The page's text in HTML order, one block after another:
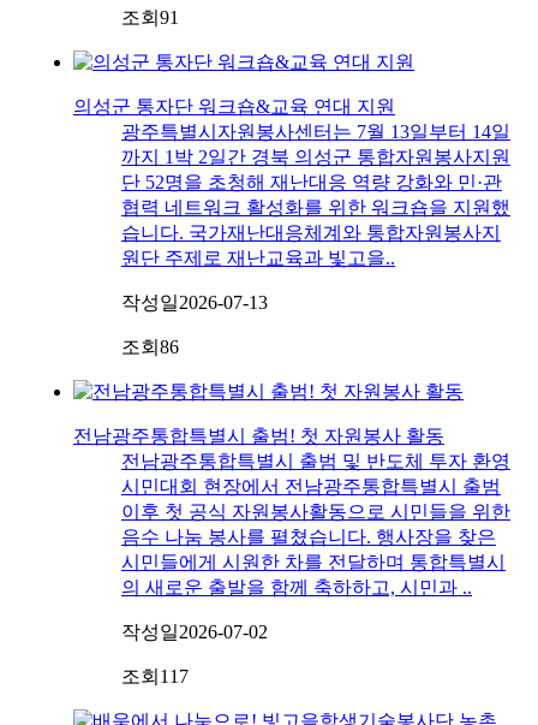
조회 91
의성군 통자단 워크숍&교육 연대 지원
광주특별시자원봉사센터는 7월 13일부터 14일
까지 1박 2일간 경북 의성군 통합자원봉사지원
단 52명을 초청해 재난대응 역량 강화와 민·관
협력 네트워크 활성화를 위한 워크숍을 지원했
습니다. 국가재난대응체계와 통합자원봉사지
원단 주제로 재난교육과 빛고을..
작성일2026-07-13
조회 86
전남광주통합특별시 출범! 첫 자원봉사 활동
전남광주통합특별시 출범 및 반도체 투자 환영
시민대회 현장에서 전남광주통합특별시 출범
이후 첫 공식 자원봉사활동으로 시민들을 위한
음수 나눔 봉사를 펼쳤습니다. 행사장을 찾은
시민들에게 시원한 차를 전달하며 통합특별시
의 새로운 출발을 함께 축하하고, 시민과 ..
작성일2026-07-02
조회 117